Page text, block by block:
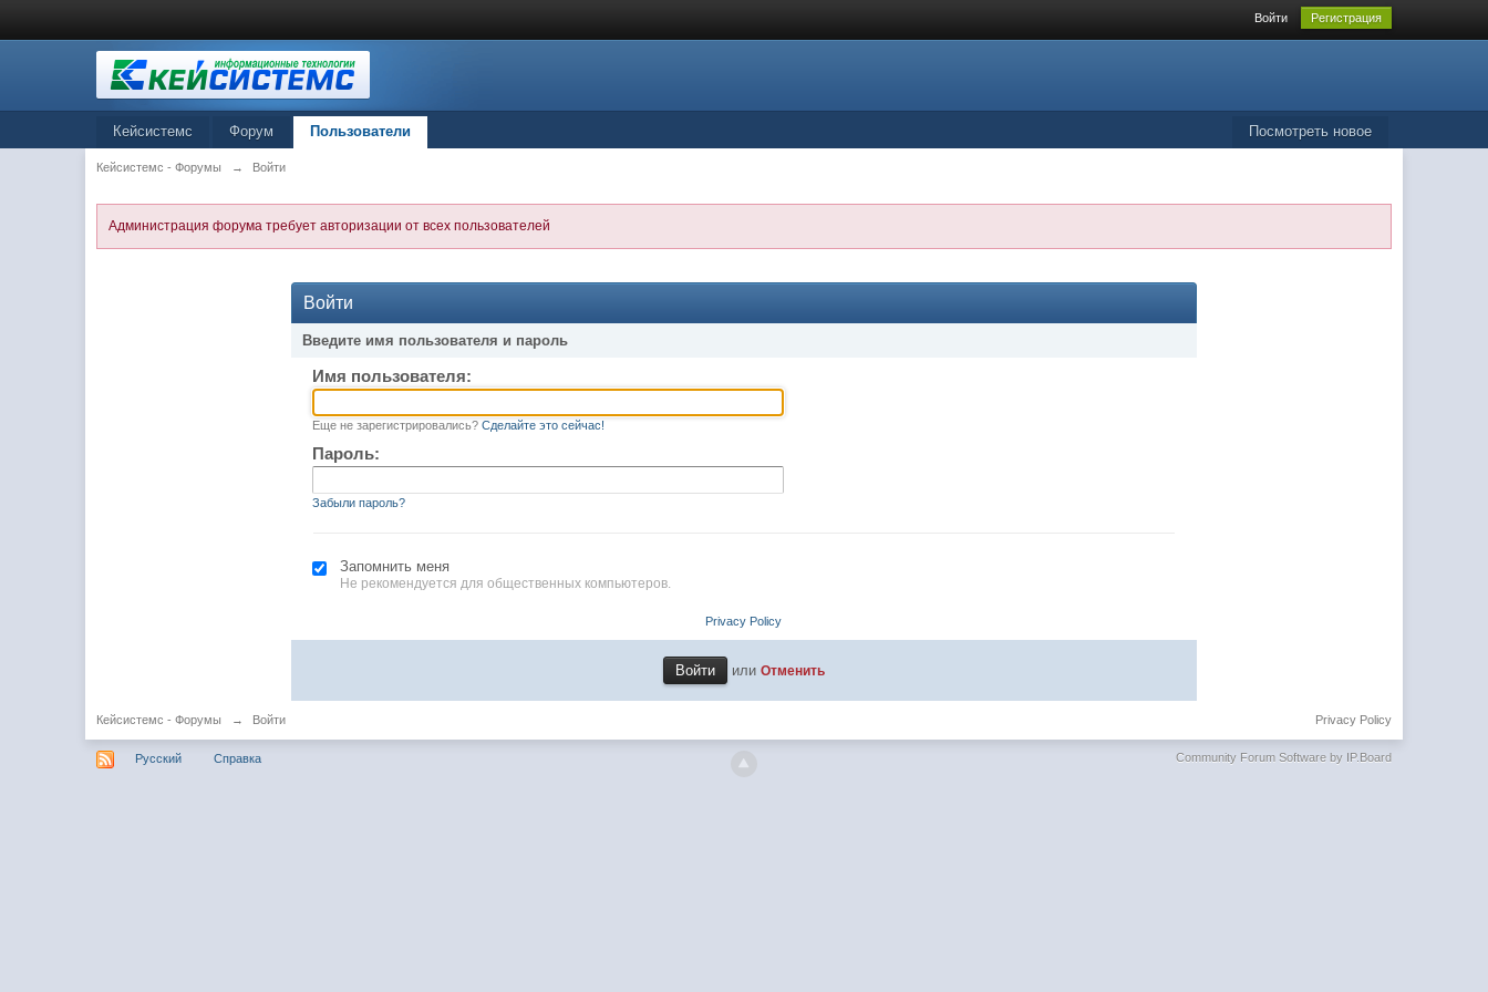
Войти Регистрация
Посмотреть новое
Кейсистемс Форум Пользователи
Кейсистемс - Форумы → Войти
Администрация форума требует авторизации от всех пользователей
Войти
Введите имя пользователя и пароль
Имя пользователя:
Еще не зарегистрировались? Сделайте это сейчас!
Пароль:
Забыли пароль?
Запомнить меня
Не рекомендуется для общественных компьютеров.
Privacy Policy
или Отменить
Кейсистемс - Форумы → Войти Privacy Policy
Русский Справка Community Forum Software by IP.Board